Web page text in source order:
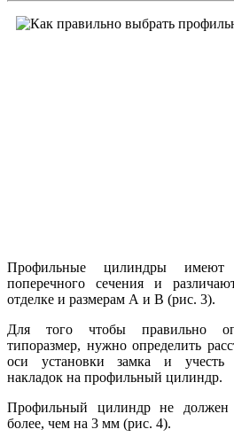
Профильные цилиндры имеют
поперечного сечения и
отделке и размерам А и В (рис. 3).
Для того чтобы правильно
типоразмер, нужно определить
оси установки замка и учесть
накладок на профильный цилиндр.
Профильный цилиндр не должен
более, чем на 3 мм (рис. 4).